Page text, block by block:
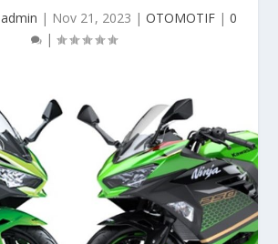
admin | Nov 21, 2023 | OTOMOTIF| 0
|